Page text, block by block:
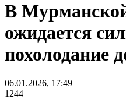
В
ожидается
похолодание
06.01.2026, 17:49
1244